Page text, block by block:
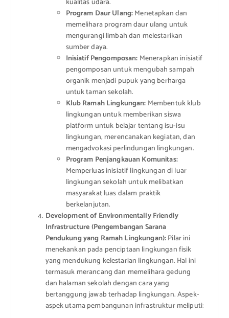
kualitas udara.
Program Daur Ulang:Menetapkan dan
memelihara program daur ulang untuk
mengurangi limbah dan melestarikan
sumber daya.
Inisiatif Pengomposan: Menerapkan inisiatif
pengomposan untuk mengubah sampah
organik menjadi pupuk yang berharga
untuk taman sekolah.
Klub Ramah Lingkungan: Membentuk klub
lingkungan untuk memberikan siswa
platform untuk belajar tentang isu-isu
lingkungan, merencanakan kegiatan, dan
mengadvokasi perlindungan lingkungan.
Program Penjangkauan Komunitas:
Memperluas inisiatif lingkungan di luar
lingkungan sekolah untuk melibatkan
masyarakat luas dalam praktik
berkelanjutan.
Development of Environmentally Friendly
Infrastructure (Pengembangan Sarana
Pendukung yang Ramah Lingkungan):Pilar ini
menekankan pada penciptaan lingkungan fisik
yang mendukung kelestarian lingkungan. Hal ini
termasuk merancang dan memelihara gedung
dan halaman sekolah dengan cara yang
bertanggung jawab terhadap lingkungan. Aspek-
aspek utama pembangunan infrastruktur meliputi: